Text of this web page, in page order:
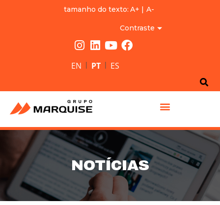
tamanho do texto: A+ | A-
Contraste
EN | PT | ES
NOTÍCIAS